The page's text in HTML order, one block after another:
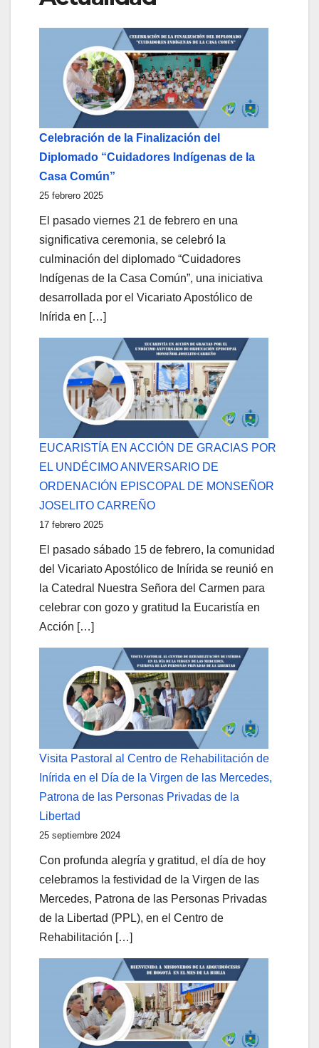
Celebración de la Finalización del
Diplomado “Cuidadores Indígenas de la
Casa Común”
25 febrero 2025
El pasado viernes 21 de febrero en una
significativa ceremonia, se celebró la
culminación del diplomado “Cuidadores
Indígenas de la Casa Común”, una iniciativa
desarrollada por el Vicariato Apostólico de
Inírida en […]
EUCARISTÍA EN ACCIÓN DE GRACIAS POR
EL UNDÉCIMO ANIVERSARIO DE
ORDENACIÓN EPISCOPAL DE MONSEÑOR
JOSELITO CARREÑO
17 febrero 2025
El pasado sábado 15 de febrero, la comunidad
del Vicariato Apostólico de Inírida se reunió en
la Catedral Nuestra Señora del Carmen para
celebrar con gozo y gratitud la Eucaristía en
Acción […]
Visita Pastoral al Centro de Rehabilitación de
Inírida en el Día de la Virgen de las Mercedes,
Patrona de las Personas Privadas de la
Libertad
25 septiembre 2024
Con profunda alegría y gratitud, el día de hoy
celebramos la festividad de la Virgen de las
Mercedes, Patrona de las Personas Privadas
de la Libertad (PPL), en el Centro de
Rehabilitación […]